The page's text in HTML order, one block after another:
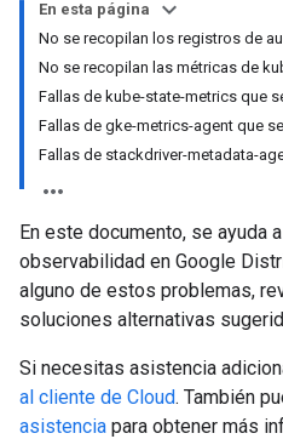
En esta página
No se recopilan los registros de
No se recopilan las métricas de
Fallas de kube-state-metrics que
Fallas de gke-metrics-agent que
Fallas de stackdriver-metadata-
En este documento, se ayuda
observabilidad en Google
alguno de estos problemas,
soluciones alternativas
Si necesitas asistencia
al cliente de Cloud. También
asistencia para obtener más